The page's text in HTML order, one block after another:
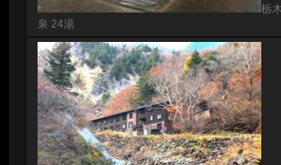
栃
泉 24湯